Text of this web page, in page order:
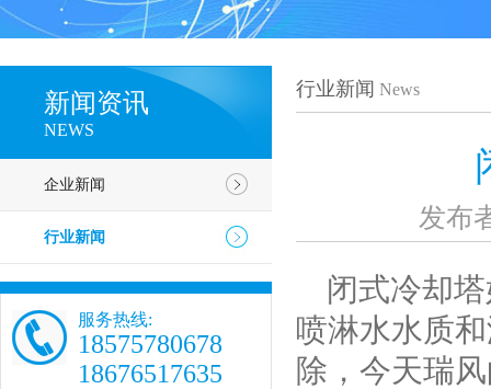
新闻资讯
NEWS
企业新闻
行业新闻
服务热线:
18575780678
18676517635
行业新闻 News
发布
闭式冷却塔
喷淋水水质
除，今天瑞